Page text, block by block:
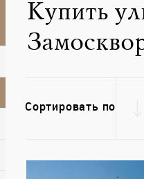
Купить
Сортировать по